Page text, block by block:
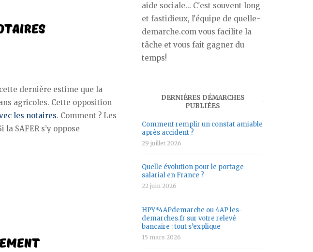
dernière estime que la
agricoles. Cette opposition
les notaires. Comment ? Les
SAFER s’y oppose
aide sociale... C'est souvent long
et fastidieux, l'équipe de quelle-
demarche.com vous facilite la
tâche et vous fait gagner du
temps!
DERNIÈRES DÉMARCHES
PUBLIÉES
Comment remplir un constat amiable
après accident ?
29 juillet 2026
Quelle évolution pour le portage
salarial en France ?
22 juin 2026
HPY*4APdemarche ou 4AP les-
demarches.fr sur votre relevé
bancaire : tout s’explique
15 mars 2026